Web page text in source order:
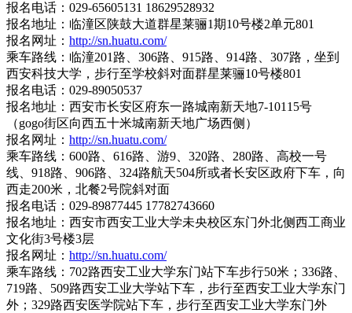
报名电话：029-65605131 18629528932
报名地址：临潼区陕鼓大道群星莱骊1期10号楼2单元801
报名网址： http://sn.huatu.com/
乘车路线：临潼201路、306路、915路、914路、307路，坐到
西安科技大学，步行至学校斜对面群星莱骊10号楼801
报名电话：029-89050537
报名地址：西安市长安区府东一路城南新天地7-10115号
（gogo街区向西五十米城南新天地广场西侧）
报名网址： http://sn.huatu.com/
乘车路线：600路、616路、游9、320路、280路、高校一号
线、918路、906路、324路航天504所或者长安区政府下车，向
西走200米，北餐2号院斜对面
报名电话：029-89877445 17782743660
报名地址：西安市西安工业大学未央校区东门外北侧西工商业
文化街3号楼3层
报名网址： http://sn.huatu.com/
乘车路线：702路西安工业大学东门站下车步行50米；336路、
719路、509路西安工业大学站下车，步行至西安工业大学东门
外；329路西安医学院站下车，步行至西安工业大学东门外